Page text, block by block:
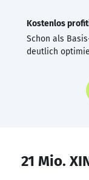
Kostenlos
Schon als
deutlich
21 Mio.